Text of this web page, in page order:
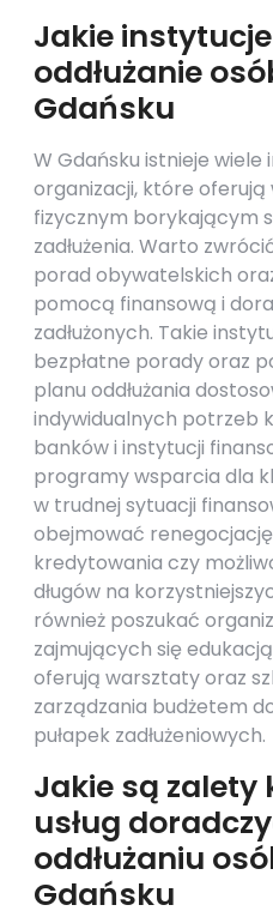
Jakie
oddłużanie
Gdańsku
W Gdańsku istnieje wiele
organizacji, które
fizycznym borykającym
zadłużenia. Warto
porad obywatelskich
pomocą finansową i
zadłużonych. Takie
bezpłatne porady oraz
planu oddłużania
indywidualnych potrzeb
banków i instytucji
programy wsparcia dla
w trudnej sytuacji
obejmować
kredytowania czy
długów na
również poszukać
zajmujących się
oferują warsztaty oraz
zarządzania budżetem
pułapek zadłużeniowych.
Jakie są zalety
usług
oddłużaniu
Gdańsku